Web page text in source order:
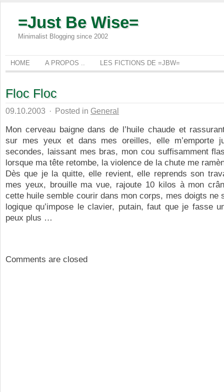
=Just Be Wise=
Minimalist Blogging since 2002
HOME A PROPOS .. LES FICTIONS DE =JBW=
Floc Floc
09.10.2003 · Posted in General
Mon cerveau baigne dans de l’huile chaude et
sur mes yeux et dans mes oreilles, elle m’emporte
secondes, laissant mes bras, mon cou suffisamment
lorsque ma tête retombe, la violence de la chute me
Dès que je la quitte, elle revient, elle reprends son
mes yeux, brouille ma vue, rajoute 10 kilos à mon
cette huile semble courir dans mon corps, mes doigts ne
logique qu’impose le clavier, putain, faut que je fasse
peux plus …
Comments are closed